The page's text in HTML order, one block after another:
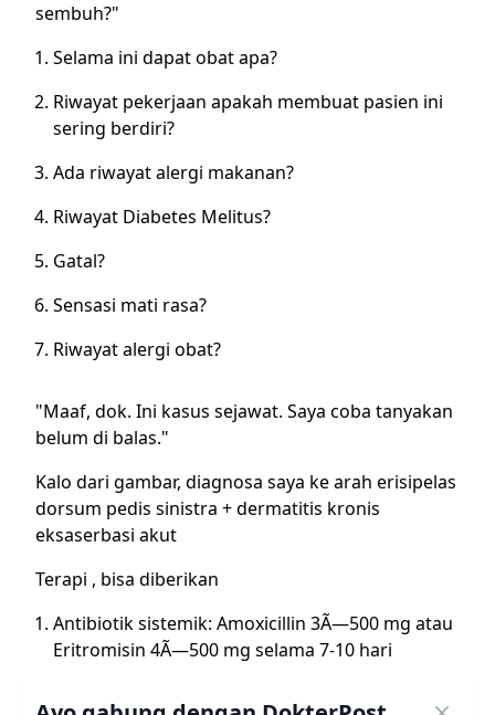
sembuh?"
Selama ini dapat obat apa?
Riwayat pekerjaan apakah membuat pasien ini
sering berdiri?
Ada riwayat alergi makanan?
Riwayat Diabetes Melitus?
Gatal?
Sensasi mati rasa?
Riwayat alergi obat?
"Maaf, dok. Ini kasus sejawat. Saya coba tanyakan
belum di balas."
Kalo dari gambar, diagnosa saya ke arah erisipelas
dorsum pedis sinistra + dermatitis kronis
eksaserbasi akut
Terapi , bisa diberikan
Antibiotik sistemik: Amoxicillin 3Ã—500 mg atau
Eritromisin 4Ã—500 mg selama 7-10 hari